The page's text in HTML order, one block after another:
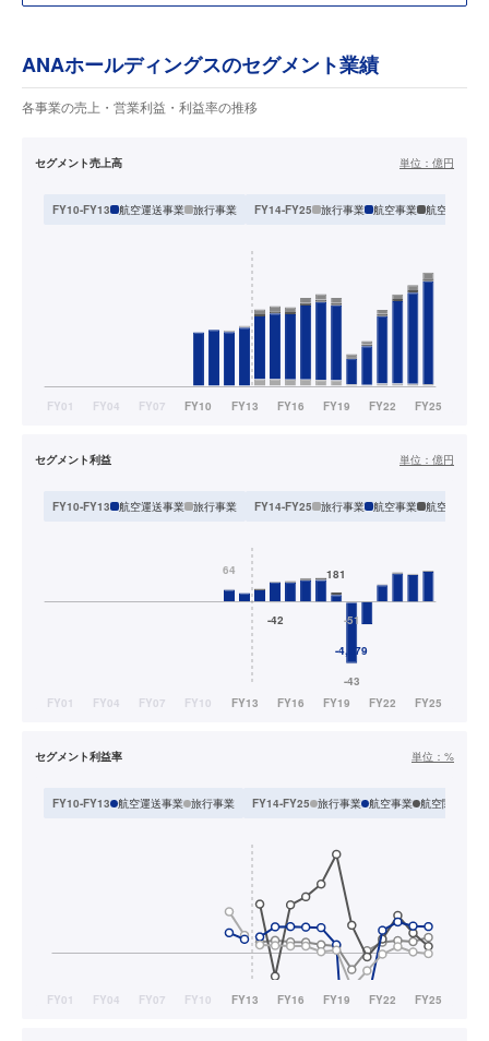
ANAホールディングスのセグメント業績
各事業の売上・営業利益・利益率の推移
セグメント売上高 単位： 億円
FY10-FY13 航空運送事業 旅行事業 FY14-FY25 旅行事業 航空事業 航空関連事
セグメント利益 単位： 億円
FY10-FY13 航空運送事業 旅行事業 FY14-FY25 旅行事業 航空事業 航空関連事
セグメント利益率 単位： %
FY10-FY13 航空運送事業 旅行事業 FY14-FY25 旅行事業 航空事業 航空関連事業